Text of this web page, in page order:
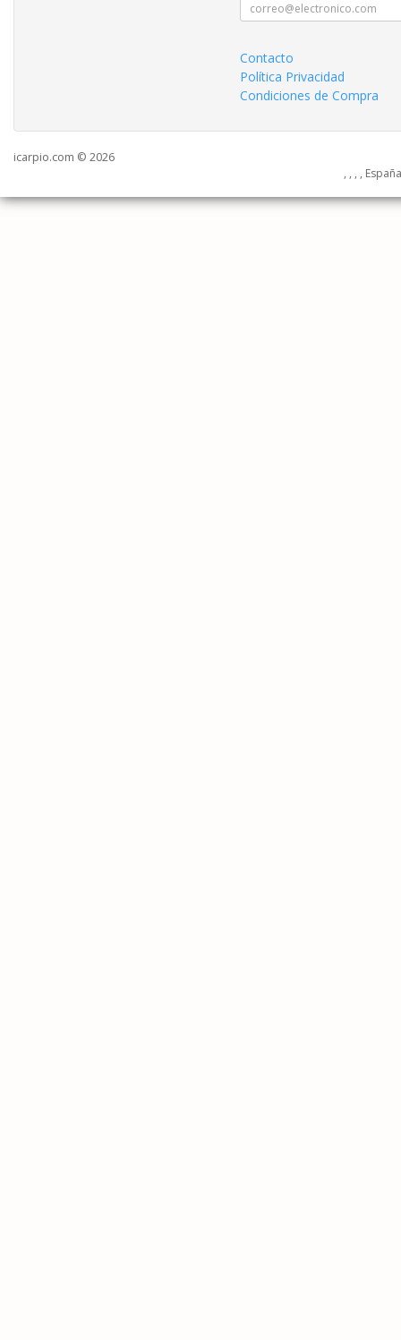
Contacto
Política Privacidad
Condiciones de Compra
icarpio.com © 2026
, , , ,